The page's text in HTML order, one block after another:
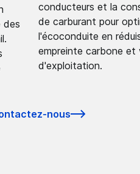
des
conducteurs et la
de carburant pour
l'écoconduite en
empreinte carbone et
d'exploitation.
nous